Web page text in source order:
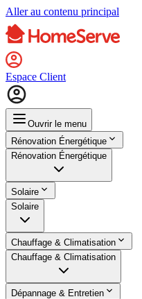
Aller au contenu principal
Espace Client
Ouvrir le menu
Rénovation Énergétique
Rénovation Énergétique
Solaire
Solaire
Chauffage & Climatisation
Chauffage & Climatisation
Dépannage & Entretien